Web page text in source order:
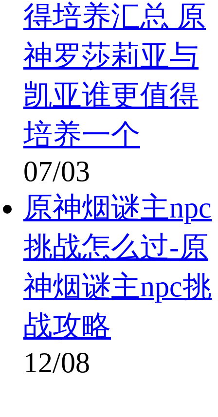
得培养汇总 原
神罗莎莉亚与
凯亚谁更值得
培养一个
07/03
原神烟谜主npc
挑战怎么过-原
神烟谜主npc挑
战攻略
12/08